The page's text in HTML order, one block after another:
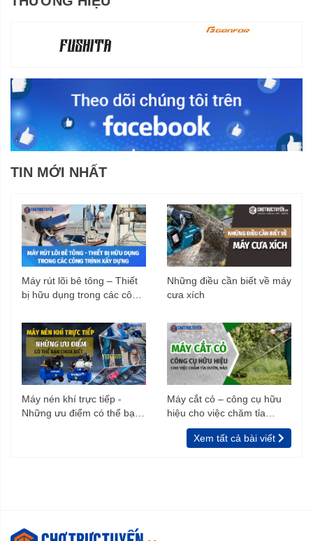
TIN MỚI NHẤT
Máy rút lõi bê tông – Thiết
bị hữu dụng trong các công
Những điều cần biết về máy
cưa xích
Máy nén khí trực tiếp -
Những ưu điểm có thể bạn
Máy cắt cỏ – công cụ hữu
hiệu cho việc chăm tỉa
vườn, rào
Xem tất cả bài viết